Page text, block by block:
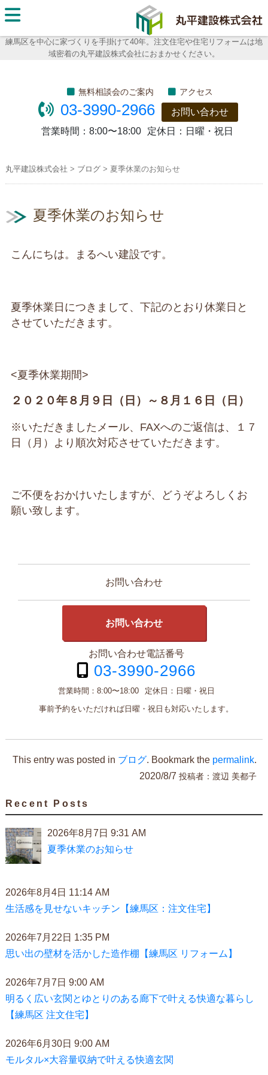
練馬区を中心に家づくりを手掛けて40年。注文住宅や住宅リフォームは地
域密着の丸平建設株式会社におまかせください。
丸平建
設株式
無料相談会のご案内 アクセス
03-3990-2966
お問い合わせ
営業時間： 8:00〜18:00 定休日： 日曜・祝日
丸平建設株式会社 > ブログ> 夏季休業のお知らせ
夏季休業のお知らせ
こんにちは。まるへい建設です。
夏季休業日につきまして、下記のとおり休業日と
させていただきます。
<夏季休業期間>
２０２０年８月９日（日）～８月１６日（日）
※いただきましたメール、FAXへのご返信は、１７
日（月）より順次対応させていただきます。
ご不便をおかけいたしますが、どうぞよろしくお
願い致します。
お問い合わせ
お問い合わせ
お問い合わせ電話番号
03-3990-2966
営業時間： 8:00〜18:00 定休日： 日曜・祝日
事前予約をいただければ日曜・祝日も対応いたします。
This entry was posted in ブログ. Bookmark the permalink.
2020/8/7 投稿者：渡辺 美都子
Recent Posts
2026年8月7日 9:31 AM
夏季休業のお知らせ
2026年8月4日 11:14 AM
生活感を見せないキッチン【練馬区：注文住宅】
2026年7月22日 1:35 PM
思い出の壁材を活かした造作棚【練馬区 リフォーム】
2026年7月7日 9:00 AM
明るく広い玄関とゆとりのある廊下で叶える快適な暮らし
【練馬区 注文住宅】
2026年6月30日 9:00 AM
モルタル×大容量収納で叶える快適玄関